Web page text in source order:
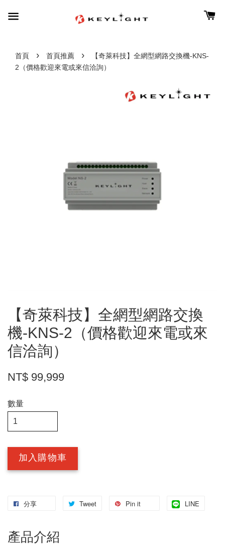
首頁 › 首頁推薦 ›
【奇萊科技】全網型網路交換機-KNS-
2（價格歡迎來電或來信洽詢）
【奇萊科技】全網型網路交換
機-KNS-2（價格歡迎來電或來
信洽詢）
NT$ 99,999
數量
加入購物車
分享 Tweet Pin it LINE
產品介紹